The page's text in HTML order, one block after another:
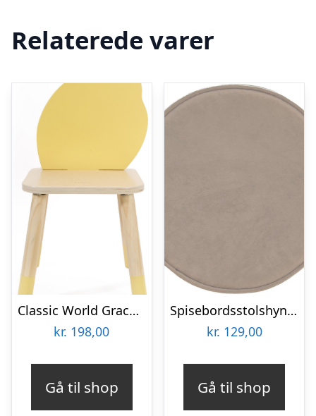
Relaterede varer
Classic World Grace stol til børn, citron
kr. 198,00
Gå til shop
Spisebordsstolshynde Kave Home Rimca Ø35 cm beige velour
kr. 129,00
Gå til shop